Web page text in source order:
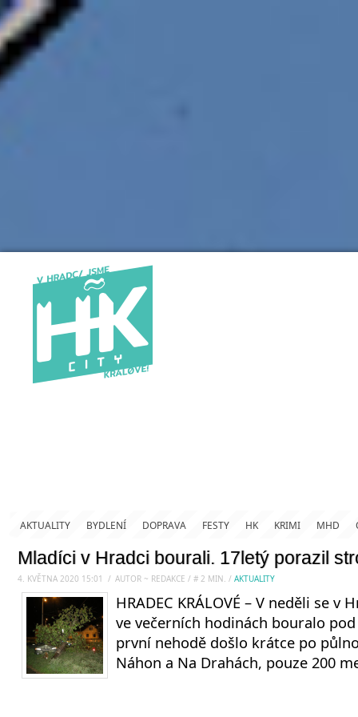
AKTUALITY BYDLENÍ DOPRAVA FESTY HK KRIMI MHD
Mladíci v Hradci bourali. 17letý porazil
4. KVĚTNA 2020 15:01 / AUTOR ~ REDAKCE / # 2 MIN. / AKTUALITY
HRADEC KRÁLOVÉ – V neděli se v
ve večerních hodinách bouralo
první nehodě došlo krátce po
Náhon a Na Drahách, pouze 200